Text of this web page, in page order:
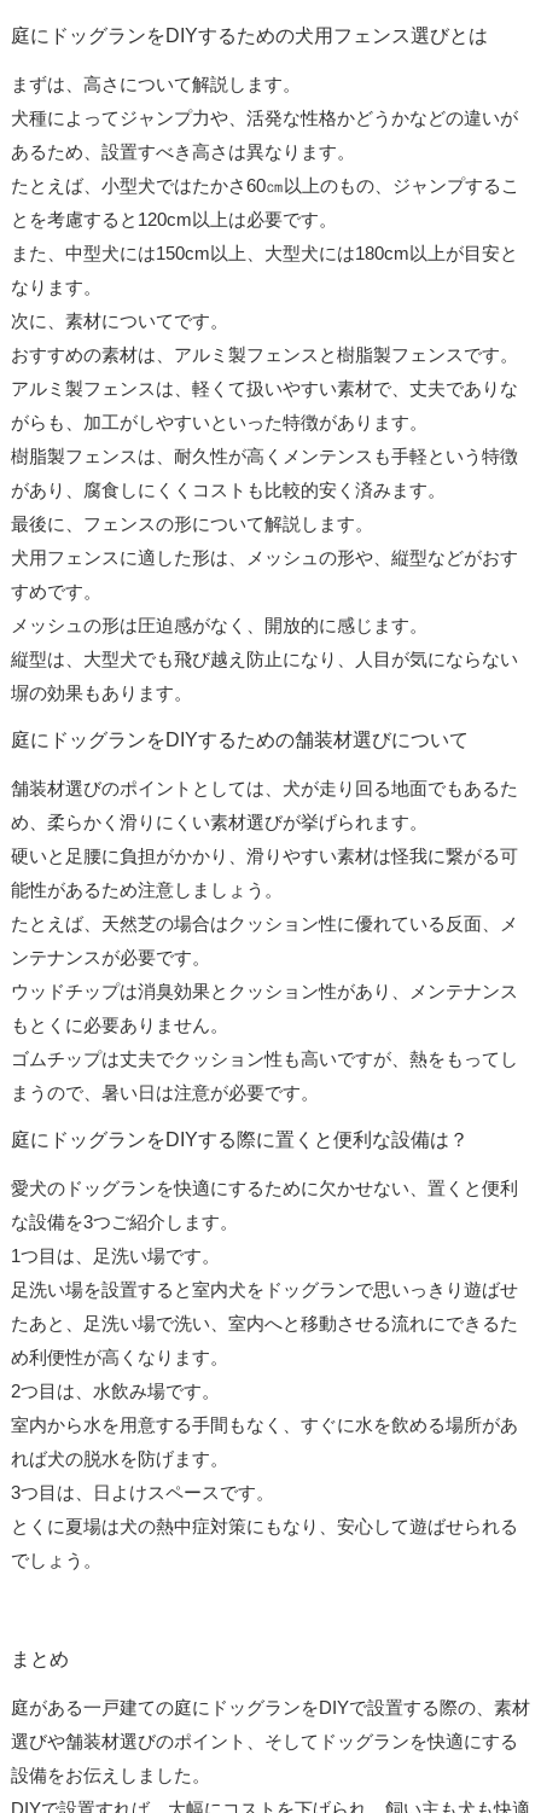
庭にドッグランをDIYするための犬用フェンス選びとは
まずは、高さについて解説します。
犬種によってジャンプ力や、活発な性格かどうかなどの違いが
あるため、設置すべき高さは異なります。
たとえば、小型犬ではたかさ60㎝以上のもの、ジャンプするこ
とを考慮すると120cm以上は必要です。
また、中型犬には150cm以上、大型犬には180cm以上が目安と
なります。
次に、素材についてです。
おすすめの素材は、アルミ製フェンスと樹脂製フェンスです。
アルミ製フェンスは、軽くて扱いやすい素材で、丈夫でありな
がらも、加工がしやすいといった特徴があります。
樹脂製フェンスは、耐久性が高くメンテンスも手軽という特徴
があり、腐食しにくくコストも比較的安く済みます。
最後に、フェンスの形について解説します。
犬用フェンスに適した形は、メッシュの形や、縦型などがおす
すめです。
メッシュの形は圧迫感がなく、開放的に感じます。
縦型は、大型犬でも飛び越え防止になり、人目が気にならない
塀の効果もあります。
庭にドッグランをDIYするための舗装材選びについて
舗装材選びのポイントとしては、犬が走り回る地面でもあるた
め、柔らかく滑りにくい素材選びが挙げられます。
硬いと足腰に負担がかかり、滑りやすい素材は怪我に繋がる可
能性があるため注意しましょう。
たとえば、天然芝の場合はクッション性に優れている反面、メ
ンテナンスが必要です。
ウッドチップは消臭効果とクッション性があり、メンテナンス
もとくに必要ありません。
ゴムチップは丈夫でクッション性も高いですが、熱をもってし
まうので、暑い日は注意が必要です。
庭にドッグランをDIYする際に置くと便利な設備は？
愛犬のドッグランを快適にするために欠かせない、置くと便利
な設備を3つご紹介します。
1つ目は、足洗い場です。
足洗い場を設置すると室内犬をドッグランで思いっきり遊ばせ
たあと、足洗い場で洗い、室内へと移動させる流れにできるた
め利便性が高くなります。
2つ目は、水飲み場です。
室内から水を用意する手間もなく、すぐに水を飲める場所があ
れば犬の脱水を防げます。
3つ目は、日よけスペースです。
とくに夏場は犬の熱中症対策にもなり、安心して遊ばせられる
でしょう。
まとめ
庭がある一戸建ての庭にドッグランをDIYで設置する際の、素材
選びや舗装材選びのポイント、そしてドッグランを快適にする
設備をお伝えしました。
DIYで設置すれば、大幅にコストを下げられ、飼い主も犬も快適